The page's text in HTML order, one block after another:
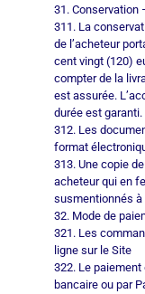
31. Conservation
311. La
de l’acheteur
cent vingt (120)
compter de la
est assurée.
durée est garanti.
312. Les
format
313. Une copie
acheteur qui en
susmentionnés
32. Mode de
321. Les
ligne sur le Site
322. Le
bancaire ou par